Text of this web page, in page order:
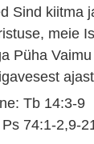
Sind kiitma
meie
Püha
Tb 14:3-9
74:1-2,9-